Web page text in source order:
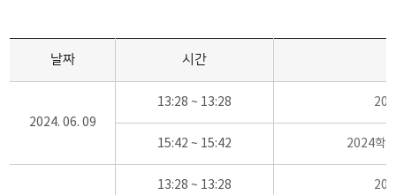
날짜 시간
2024. 06. 09
13:28 ~ 13:28
15:42 ~ 15:42 2024학
13:28 ~ 13:28